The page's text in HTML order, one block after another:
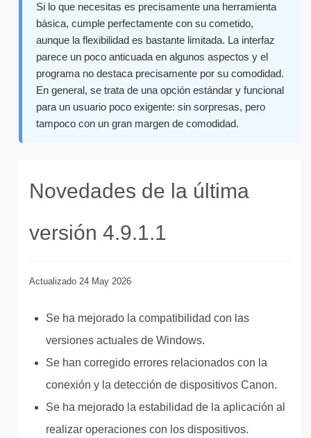
Si lo que necesitas es precisamente una herramienta
básica, cumple perfectamente con su cometido,
aunque la flexibilidad es bastante limitada. La interfaz
parece un poco anticuada en algunos aspectos y el
programa no destaca precisamente por su comodidad.
En general, se trata de una opción estándar y funcional
para un usuario poco exigente: sin sorpresas, pero
tampoco con un gran margen de comodidad.
Novedades de la última
versión 4.9.1.1
Actualizado 24 May 2026
Se ha mejorado la compatibilidad con las
versiones actuales de Windows.
Se han corregido errores relacionados con la
conexión y la detección de dispositivos Canon.
Se ha mejorado la estabilidad de la aplicación al
realizar operaciones con los dispositivos.